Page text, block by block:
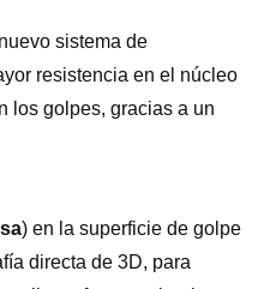
sistema de
resistencia en el núcleo
los golpes, gracias a un
) en la superficie de golpe
directa de 3D, para